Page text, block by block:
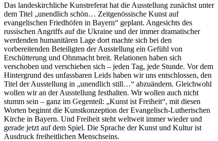
Das landeskirchliche Kunstreferat hat die Ausstellung zunächst unter
dem Titel „unendlich schön… Zeitgenössische Kunst auf
evangelischen Friedhöfen in Bayern“ geplant. Angesichts des
russischen Angriffs auf die Ukraine und der immer dramatischer
werdenden humanitären Lage dort machte sich bei den
vorbereitenden Beteiligten der Ausstellung ein Gefühl von
Erschütterung und Ohnmacht breit. Relationen haben sich
verschoben und verschieben sich – jeden Tag, jede Stunde. Vor dem
Hintergrund des unfassbaren Leids haben wir uns entschlossen, den
Titel der Ausstellung in „unendlich still…“ abzuändern. Gleichwohl
wollen wir an der Ausstellung festhalten. Wir wollen auch nicht
stumm sein – ganz im Gegenteil: „Kunst ist Freiheit“, mit diesen
Worten beginnt die Kunstkonzeption der Evangelisch-Lutherischen
Kirche in Bayern. Und Freiheit steht weltweit immer wieder und
gerade jetzt auf dem Spiel. Die Sprache der Kunst und Kultur ist
Ausdruck freiheitlichen Menschseins.